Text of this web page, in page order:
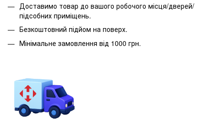
Доставимо товар до вашого робочого місця/дверей/
підсобних приміщень.
Безкоштовний підйом на поверх.
Мінімальне замовлення від 1000 грн.